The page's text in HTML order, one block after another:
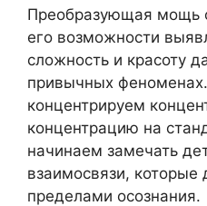
Преобразующая мощь
его возможности
сложность и красоту
привычных
концентрируем
концентрацию на
начинаем замечать
взаимосвязи, которые
пределами осознания.